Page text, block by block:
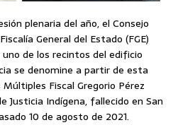
plenaria del año, el Consejo
General del Estado (FGE)
de los recintos del edificio
se denomine a partir de esta
Fiscal Gregorio Pérez
Justicia Indígena, fallecido en San
10 de agosto de 2021.